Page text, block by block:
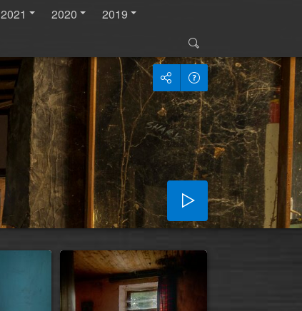
2021 2020
2019